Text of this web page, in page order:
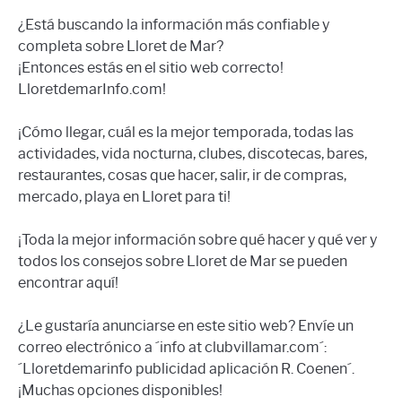
¿Está buscando la información más confiable y
completa sobre Lloret de Mar?
¡Entonces estás en el sitio web correcto!
LloretdemarInfo.com!
¡Cómo llegar, cuál es la mejor temporada, todas las
actividades, vida nocturna, clubes, discotecas, bares,
restaurantes, cosas que hacer, salir, ir de compras,
mercado, playa en Lloret para ti!
¡Toda la mejor información sobre qué hacer y qué ver y
todos los consejos sobre Lloret de Mar se pueden
encontrar aquí!
¿Le gustaría anunciarse en este sitio web? Envíe un
correo electrónico a ´info at clubvillamar.com´:
´Lloretdemarinfo publicidad aplicación R. Coenen´.
¡Muchas opciones disponibles!